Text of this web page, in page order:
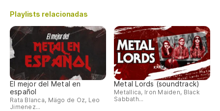
Playlists relacionadas
El mejor del Metal en
español
Rata Blanca, Mägo de Oz, Leo
Jimenez...
Metal Lords (soundtrack)
Metallica, Iron Maiden, Black
Sabbath...